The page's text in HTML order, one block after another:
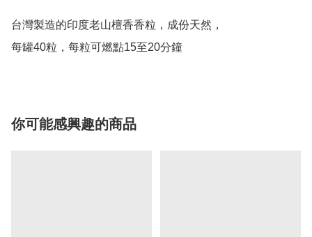
台灣製造的印度老山檀香香粒，成份天然，
每罐40粒，每粒可燃點15至20分鐘
你可能感興趣的商品